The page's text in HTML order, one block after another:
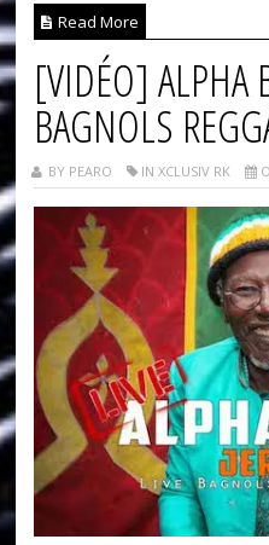
Read More
[VIDÉO] ALPHA
BAGNOLS
BY PEARO IN XCLUSIV RK